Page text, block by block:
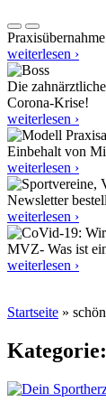
weiterlesen ›
Die
Corona-Krise!
weiterlesen ›
Einbehalt von
weiterlesen ›
Newsletter
weiterlesen ›
MVZ- Was ist
weiterlesen ›
Startseite »